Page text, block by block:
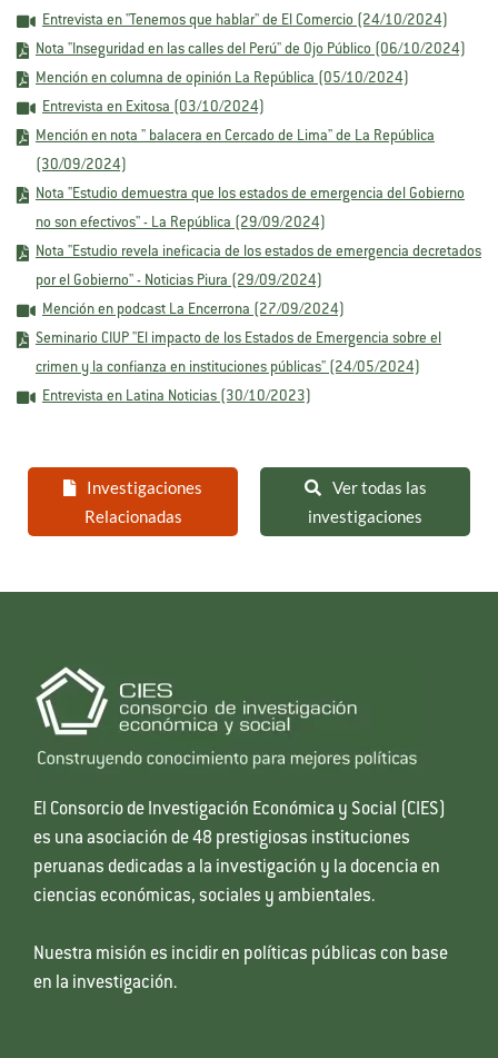
Entrevista en "Tenemos que hablar" de El Comercio (24/10/2024)
Nota "Inseguridad en las calles del Perú" de Ojo Público (06/10/2024)
Mención en columna de opinión La República (05/10/2024)
Entrevista en Exitosa (03/10/2024)
Mención en nota " balacera en Cercado de Lima" de La República
(30/09/2024)
Nota "Estudio demuestra que los estados de emergencia del Gobierno
no son efectivos" - La República (29/09/2024)
Nota "Estudio revela ineficacia de los estados de emergencia decretados
por el Gobierno" - Noticias Piura (29/09/2024)
Mención en podcast La Encerrona (27/09/2024)
Seminario CIUP "El impacto de los Estados de Emergencia sobre el
crimen y la confianza en instituciones públicas" (24/05/2024)
Entrevista en Latina Noticias (30/10/2023)
Investigaciones
Relacionadas
Ver todas las
investigaciones
El Consorcio de Investigación Económica y Social (CIES)
es una asociación de 48 prestigiosas instituciones
peruanas dedicadas a la investigación y la docencia en
ciencias económicas, sociales y ambientales.
Nuestra misión es incidir en políticas públicas con base
en la investigación.